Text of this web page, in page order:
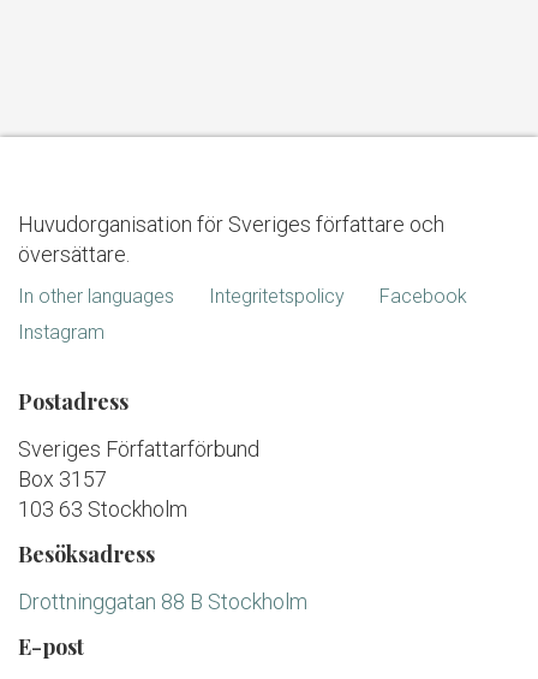
Huvudorganisation för Sveriges författare och
översättare.
In other languages Integritetspolicy
Facebook
Instagram
Postadress
Sveriges Författarförbund
Box 3157
103 63 Stockholm
Besöksadress
Drottninggatan 88 B Stockholm
E-post